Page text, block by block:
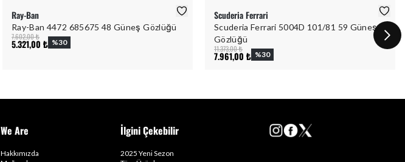
Ray-Ban
Ray-Ban 4472 685675 48 Güneş Gözlüğü
7.602,00 ₺
5.321,00 ₺ %30
Scuderia Ferrari
Scuderia Ferrari 5004D 101/81 59 Güneş
Gözlüğü
11.373,00 ₺
7.961,00 ₺ %30
We Are
Hakkımızda
İlgini Çekebilir
2025 Yeni Sezon